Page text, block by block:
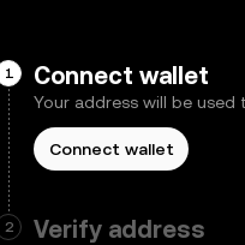
1 Connect wallet
Your address will be used
Connect wallet
2 Verify address